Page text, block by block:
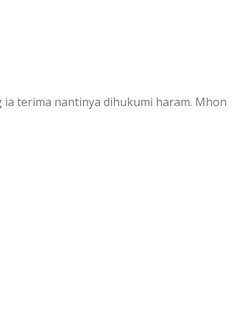
terima nantinya dihukumi haram. Mhon